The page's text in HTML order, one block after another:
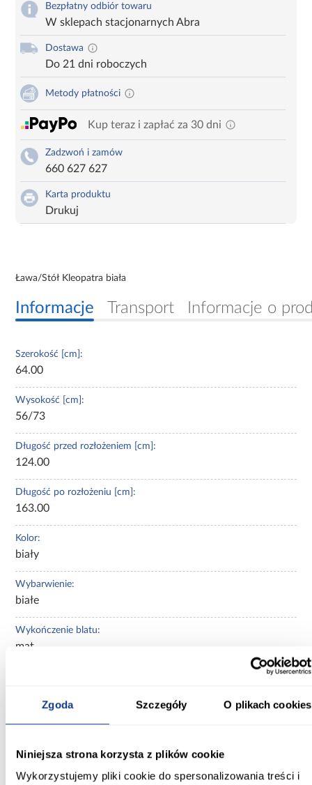
Zgoda Szczegóły O plikach cookies
Niniejsza strona korzysta z plików cookie
Wykorzystujemy pliki cookie do spersonalizowania treści i
Bezpłatny odbiór towaru
W sklepach stacjonarnych Abra
Dostawa
Do 21 dni roboczych
Metody płatności
Kup teraz i zapłać za 30 dni
Zadzwoń i zamów
660 627 627
Karta produktu
Drukuj
Ława/Stół Kleopatra biała
Informacje Transport Informacje o
Szerokość [cm]:
64.00
Wysokość [cm]:
56/73
Długość przed rozłożeniem [cm]:
124.00
Długość po rozłożeniu [cm]:
163.00
Kolor:
biały
Wybarwienie:
białe
Wykończenie blatu:
mat
Materiał stelaża: